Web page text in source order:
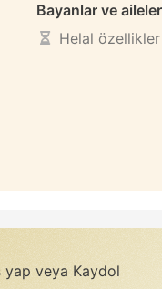
Bayanlar ve
Helal
veya Kaydol